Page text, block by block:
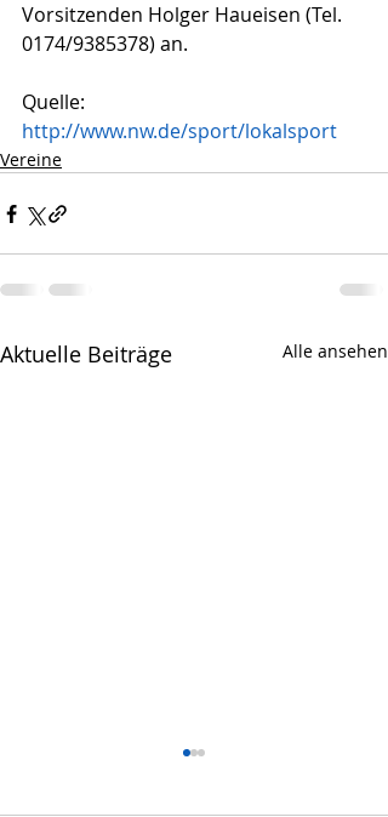
Vorsitzenden Holger Haueisen (Tel.
0174/9385378) an.
Quelle:
http://www.nw.de/sport/lokalsport
Vereine
Aktuelle Beiträge Alle ansehen